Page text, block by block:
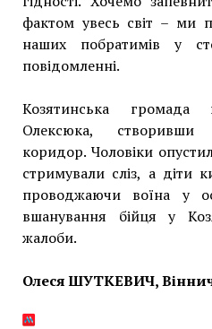
фактом увесь світ – ми
наших побратимів у
повідомленні.
Козятинська громада
Олексюка,
коридор. Чоловіки
стримували сліз, а діти
проводжаючи воїна у
вшанування бійця у
жалоби.
Олеся ШУТКЕВИЧ,